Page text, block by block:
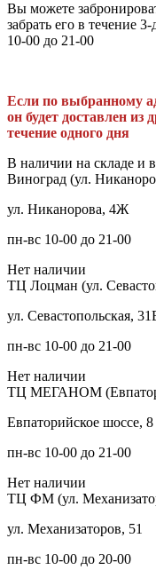
Вы можете
забрать его в течение
10-00 до 21-00
Если по выбранному
он будет доставлен из
течение одного дня
В наличии на складе и
Виноград (ул.
ул. Никанорова, 4Ж
пн-вс 10-00 до 21-00
Нет наличии
ТЦ Лоцман (ул.
ул. Севастопольская,
пн-вс 10-00 до 21-00
Нет наличии
ТЦ МЕГАНОМ
Евпаторийское шоссе, 8
пн-вс 10-00 до 21-00
Нет наличии
ТЦ ФМ (ул.
ул. Механизаторов, 51
пн-вс 10-00 до 20-00